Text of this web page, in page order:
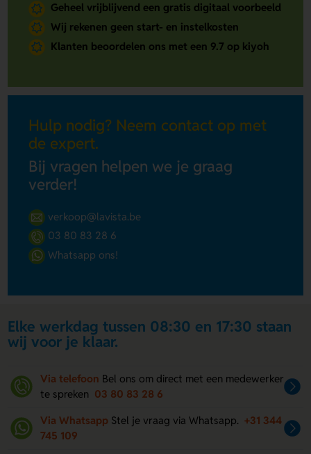
Geheel vrijblijvend een gratis digitaal voorbeeld
Wij rekenen geen start- en instelkosten
Klanten beoordelen ons met een 9.7 op kiyoh
Hulp nodig? Neem contact op met
de expert.
Bij vragen helpen we je graag
verder!
verkoop@lavista.be
03 80 83 28 6
Whatsapp ons!
Elke werkdag tussen 08:30 en 17:30 staan
wij voor je klaar.
Via telefoon Bel ons om direct met een medewerker
te spreken 03 80 83 28 6
Via Whatsapp Stel je vraag via Whatsapp. +31 344
745 109